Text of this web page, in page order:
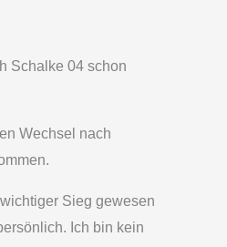
Schalke 04 schon
Wechsel nach
Sieg gewesen
Ich bin kein